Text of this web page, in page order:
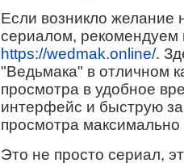
Если возникло желание
сериалом, рекомендуем
https://wedmak.online/.
"Ведьмака" в отличном
просмотра в удобное
интерфейс и быструю
просмотра
Это не просто сериал,